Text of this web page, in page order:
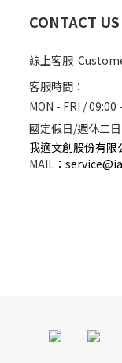
CONTACT US
線上客服
客服時間：
MON - FRI / 09:00
國定假日/週休二日
我適文創股份有限
MAIL ：